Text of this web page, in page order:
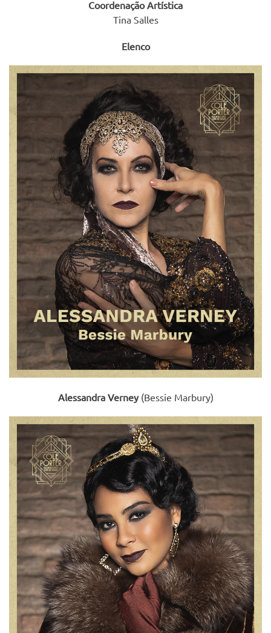
Coordenação Artística
Tina Salles
Elenco
Alessandra Verney(Bessie Marbury)